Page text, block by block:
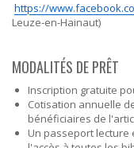
https://
Leuze-en-Hainaut)
MODALITÉS DE PRÊT
Inscription gratuite
Cotisation annuelle
bénéficiaires de
Un passeport lecture